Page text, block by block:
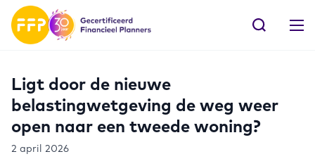
Ligt door de nieuwe
belastingwetgeving de weg weer
open naar een tweede woning?
2 april 2026